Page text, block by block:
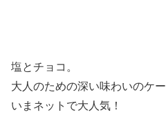
塩とチョコ。
大人のための深い味わいのケー
いまネットで大人気！